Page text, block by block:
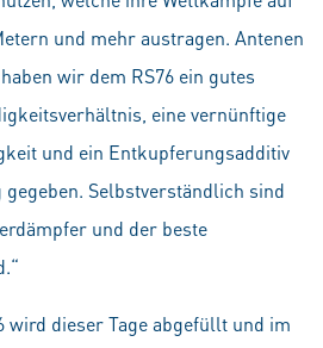
und mehr austragen. Antenen
wir dem RS76 ein gutes
eine vernünftige
und ein Entkupferungsadditiv
Selbstverständlich sind
und der beste
wird dieser Tage abgefüllt und im